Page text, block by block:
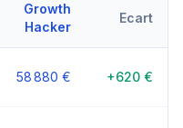
Growth
Hacker
Ecart
58 880 € +620 €